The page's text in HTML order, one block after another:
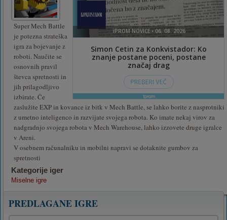
Super Mech Battle
je potezna strateška
igra za bojevanje z
roboti. Naučite se
osnovnih pravil
števca spretnosti in
jih prilagodljivo
izbirate. Če
zaslužite EXP in kovance iz bitk v Mech Battle, se lahko borite z nasprotniki
z umetno inteligenco in razvijate svojega robota. Ko imate nekaj virov za
nadgradnjo svojega robota v Mech Warehouse, lahko izzovete druge igralce
v Areni.
V osebnem računalniku in mobilni napravi se dotaknite gumbov za
spretnosti
Kategorije iger
Miselne igre
PREDLAGANE IGRE